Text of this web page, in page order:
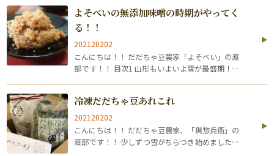
よそべいの無添加味噌の時期がやってく
る！！
202120202
こんにちは！！ だだちゃ豆農家「よそべい」の渡
部です！！ 目次1 山形もいよいよ雪が最盛期！？
噌づくりの色々4 無添加味噌が通販…
冷凍だだちゃ豆あれこれ
202120202
こんにちは！！ だだちゃ豆農家、「與惣兵衛」の
渡部です！！ 少しずつ雪がちらつき始めました。